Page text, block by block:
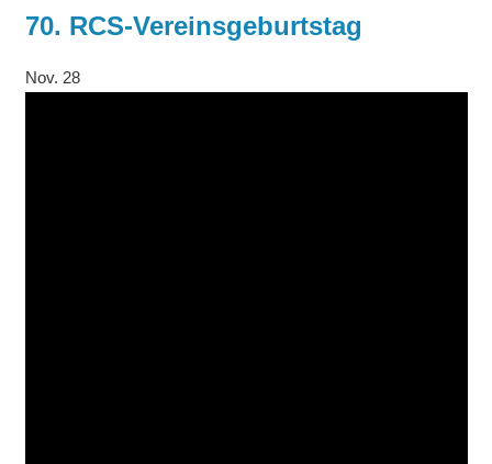
70. RCS-Vereinsgeburtstag
Nov. 28